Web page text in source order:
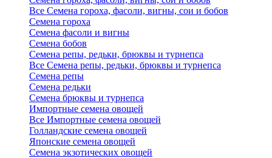
Все Семена гороха, фасоли, вигны, сои и бобов
Семена гороха
Семена фасоли и вигны
Семена бобов
Семена репы, редьки, брюквы и турнепса
Все Семена репы, редьки, брюквы и турнепса
Семена репы
Семена редьки
Семена брюквы и турнепса
Импортные семена овощей
Все Импортные семена овощей
Голландские семена овощей
Японские семена овощей
Семена экзотических овощей